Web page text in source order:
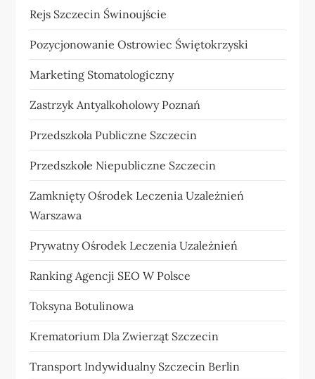
Rejs Szczecin Świnoujście
Pozycjonowanie Ostrowiec Świętokrzyski
Marketing Stomatologiczny
Zastrzyk Antyalkoholowy Poznań
Przedszkola Publiczne Szczecin
Przedszkole Niepubliczne Szczecin
Zamknięty Ośrodek Leczenia Uzależnień
Warszawa
Prywatny Ośrodek Leczenia Uzależnień
Ranking Agencji SEO W Polsce
Toksyna Botulinowa
Krematorium Dla Zwierząt Szczecin
Transport Indywidualny Szczecin Berlin